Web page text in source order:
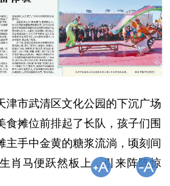
津市武清区文化公园的下沉广场
食摊位前排起了长队，孩子们围
主手中金黄的糖浆流淌，顷刻间
肖马便跃然板上，引来阵阵惊